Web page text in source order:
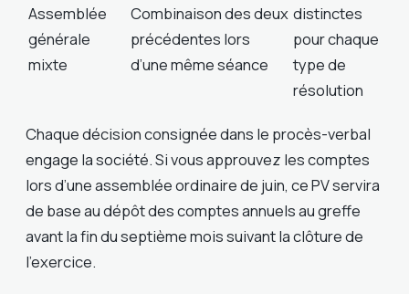
Assemblée
générale
mixte
Combinaison des deux
précédentes lors
d’une même séance
distinctes
pour chaque
type de
résolution
Chaque décision consignée dans le procès-verbal
engage la société. Si vous approuvez les comptes
lors d’une assemblée ordinaire de juin, ce PV servira
de base au dépôt des comptes annuels au greffe
avant la fin du septième mois suivant la clôture de
l’exercice.